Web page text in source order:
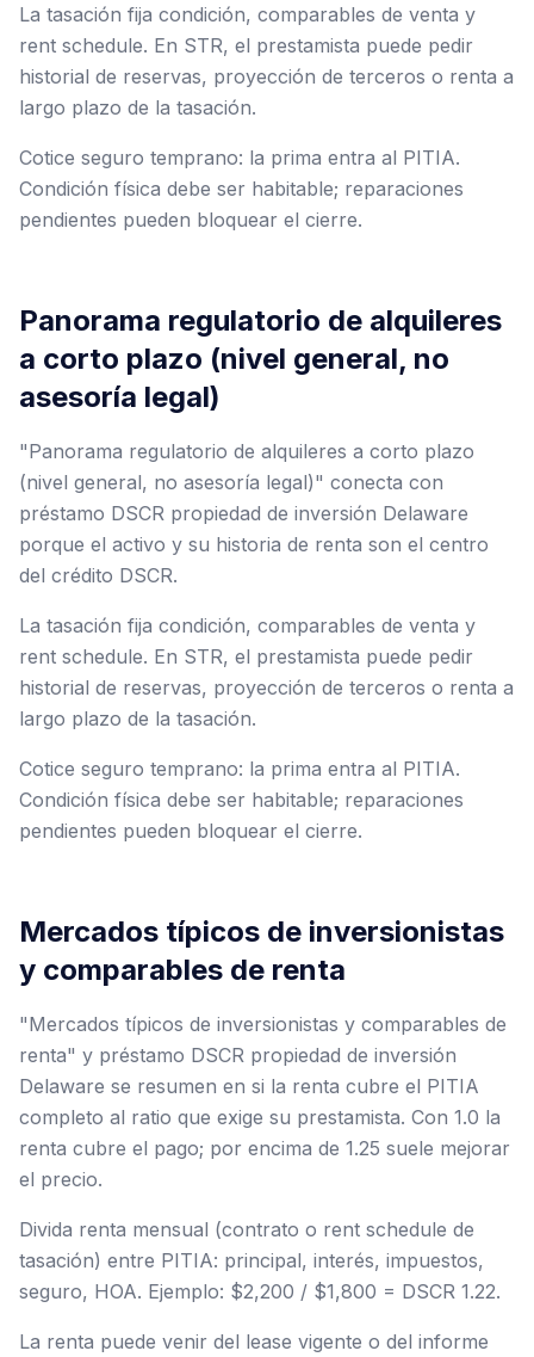
La tasación fija condición, comparables de venta y
rent schedule. En STR, el prestamista puede pedir
historial de reservas, proyección de terceros o renta a
largo plazo de la tasación.
Cotice seguro temprano: la prima entra al PITIA.
Condición física debe ser habitable; reparaciones
pendientes pueden bloquear el cierre.
Panorama regulatorio de alquileres
a corto plazo (nivel general, no
asesoría legal)
"Panorama regulatorio de alquileres a corto plazo
(nivel general, no asesoría legal)" conecta con
préstamo DSCR propiedad de inversión Delaware
porque el activo y su historia de renta son el centro
del crédito DSCR.
La tasación fija condición, comparables de venta y
rent schedule. En STR, el prestamista puede pedir
historial de reservas, proyección de terceros o renta a
largo plazo de la tasación.
Cotice seguro temprano: la prima entra al PITIA.
Condición física debe ser habitable; reparaciones
pendientes pueden bloquear el cierre.
Mercados típicos de inversionistas
y comparables de renta
"Mercados típicos de inversionistas y comparables de
renta" y préstamo DSCR propiedad de inversión
Delaware se resumen en si la renta cubre el PITIA
completo al ratio que exige su prestamista. Con 1.0 la
renta cubre el pago; por encima de 1.25 suele mejorar
el precio.
Divida renta mensual (contrato o rent schedule de
tasación) entre PITIA: principal, interés, impuestos,
seguro, HOA. Ejemplo: $2,200 / $1,800 = DSCR 1.22.
La renta puede venir del lease vigente o del informe